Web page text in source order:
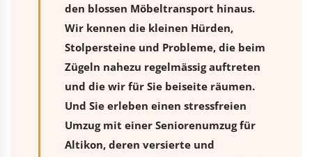
den blossen Möbeltransport hinaus.
Wir kennen die kleinen Hürden,
Stolpersteine und Probleme, die beim
Zügeln nahezu regelmässig auftreten
und die wir für Sie beiseite räumen.
Und Sie erleben einen stressfreien
Umzugmit einer Seniorenumzug für
Altikon, deren versierte und